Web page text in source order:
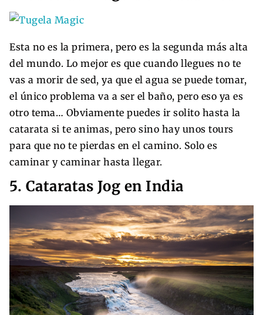
Esta no es la primera, pero es la segunda más alta
del mundo. Lo mejor es que cuando llegues no te
vas a morir de sed, ya que el agua se puede tomar,
el único problema va a ser el baño, pero eso ya es
otro tema… Obviamente puedes ir solito hasta la
catarata si te animas, pero sino hay unos tours
para que no te pierdas en el camino. Solo es
caminar y caminar hasta llegar.
5. Cataratas Jog en India